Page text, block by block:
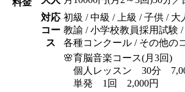
対応
コー
ス
初級 / 中級 / 上級 / 子供 / 大
教諭 / 小学校教員採用試験
各種コンクール / その他の
🌸育脳音楽コース(月3回)
個人レッスン 30分
単発 1回